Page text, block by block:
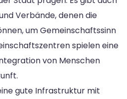
Verbände, denen die
um Gemeinschaftssinn
spielen eine
von Menschen
gute Infrastruktur mit